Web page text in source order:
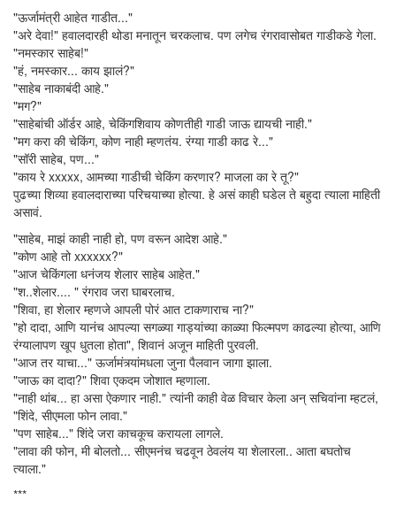
"ऊर्जामंत्री आहेत गाडीत..."
"अरे देवा!" हवालदारही थोडा मनातून चरकलाच. पण लगेच रंगरावासोबत गाडीकडे गेला.
"नमस्कार साहेब!"
"हं, नमस्कार... काय झालं?"
"साहेब नाकाबंदी आहे."
"मग?"
"साहेबांची ऑर्डर आहे, चेकिंगशिवाय कोणतीही गाडी जाऊ द्यायची नाही."
"मग करा की चेकिंग, कोण नाही म्हणतंय. रंग्या गाडी काढ रे..."
"सॉरी साहेब, पण..."
"काय रे xxxxx, आमच्या गाडीची चेकिंग करणार? माजला का रे तू?"
पुढच्या शिव्या हवालदाराच्या परिचयाच्या होत्या. हे असं काही घडेल ते बहुदा त्याला माहिती
असावं.
"साहेब, माझं काही नाही हो, पण वरून आदेश आहे."
"कोण आहे तो xxxxxx?"
"आज चेकिंगला धनंजय शेलार साहेब आहेत."
"श..शेलार.... " रंगराव जरा घाबरलाच.
"शिवा, हा शेलार म्हणजे आपली पोरं आत टाकणाराच ना?"
"हो दादा, आणि यानंच आपल्या सगळ्या गाड्यांच्या काळ्या फिल्मपण काढल्या होत्या, आणि
रंग्यालापण खूप धुतला होता", शिवानं अजून माहिती पुरवली.
"आज तर याचा..." ऊर्जामंत्र्यांमधला जुना पैलवान जागा झाला.
"जाऊ का दादा?" शिवा एकदम जोशात म्हणाला.
"नाही थांब... हा असा ऐकणार नाही." त्यांनी काही वेळ विचार केला अन् सचिवांना म्हटलं,
"शिंदे, सीएमला फोन लावा."
"पण साहेब..." शिंदे जरा काचकूच करायला लागले.
"लावा की फोन, मी बोलतो... सीएमनंच चढवून ठेवलंय या शेलारला.. आता बघतोच
त्याला."
***